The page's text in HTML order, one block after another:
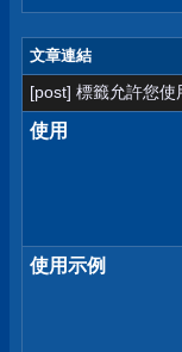
文章連結
[post] 標籤允許您
使用
使用示例